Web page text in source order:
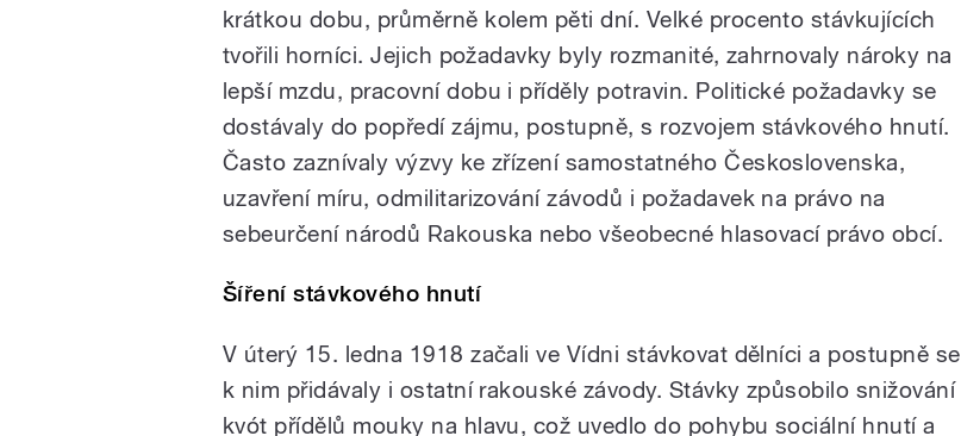
krátkou dobu, průměrně kolem pěti dní. Velké procento stávkujících
tvořili horníci. Jejich požadavky byly rozmanité, zahrnovaly nároky na
lepší mzdu, pracovní dobu i příděly potravin. Politické požadavky se
dostávaly do popředí zájmu, postupně, s rozvojem stávkového hnutí.
Často zaznívaly výzvy ke zřízení samostatného Československa,
uzavření míru, odmilitarizování závodů i požadavek na právo na
sebeurčení národů Rakouska nebo všeobecné hlasovací právo obcí.
Šíření stávkového hnutí
V úterý 15. ledna 1918 začali ve Vídni stávkovat dělníci a postupně se
k nim přidávaly i ostatní rakouské závody. Stávky způsobilo snižování
kvót přídělů mouky na hlavu, což uvedlo do pohybu sociální hnutí a